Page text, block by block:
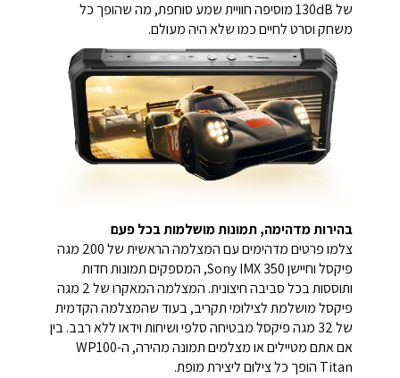
של 130dB מוסיפה חוויית שמע סוחפת, מה שהופך כל
משחק וסרט לחיים כמו שלא היה מעולם.
בהירות מדהימה, תמונות מושלמות בכל פעם
צלמו פרטים מדהימים עם המצלמה הראשית של 200 מגה
פיקסל וחיישן Sony IMX 350, המספקים תמונות חדות
ותוססות בכל סביבה חיצונית. המצלמה המאקרו של 2 מגה
פיקסל מושלמת לצילומי תקריב, בעוד שהמצלמה הקדמית
של 32 מגה פיקסל מבטיחה סלפי ושיחות וידאו ללא רבב. בין
אם אתם מטיילים או מצלמים תמונה מהירה, ה-WP100
Titan הופך כל צילום ליצירת מופת.